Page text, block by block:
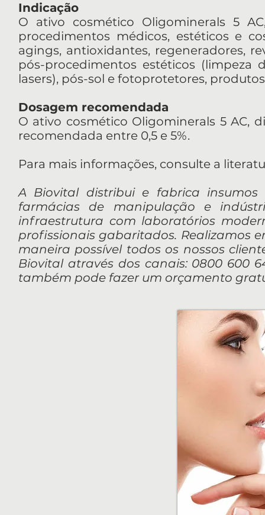
Indicação
O ativo cosmético Oligominerals 5
procedimentos médicos, estéticos e
agings, antioxidantes, regeneradores,
pós-procedimentos estéticos (limpeza
lasers), pós-sol e fotoprotetores,
Dosagem recomendada
O ativo cosmético Oligominerals 5 AC,
recomendada entre 0,5 e 5%.
Para mais informações, consulte a
A Biovital distribui e fabrica insumos
farmácias de manipulação e
infraestrutura com laboratórios
profissionais gabaritados. Realizamos
maneira possível todos os nossos
Biovital através dos canais: 0800 600
também pode fazer um orçamento